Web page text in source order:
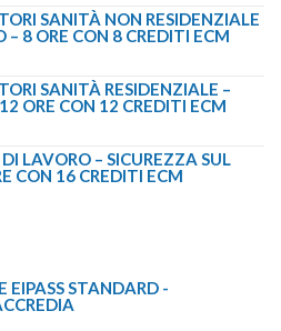
SANITÀ NON RESIDENZIALE
– 8 ORE CON 8 CREDITI ECM
SANITÀ RESIDENZIALE –
ORE CON 12 CREDITI ECM
LAVORO – SICUREZZA SUL
CON 16 CREDITI ECM
EIPASS STANDARD -